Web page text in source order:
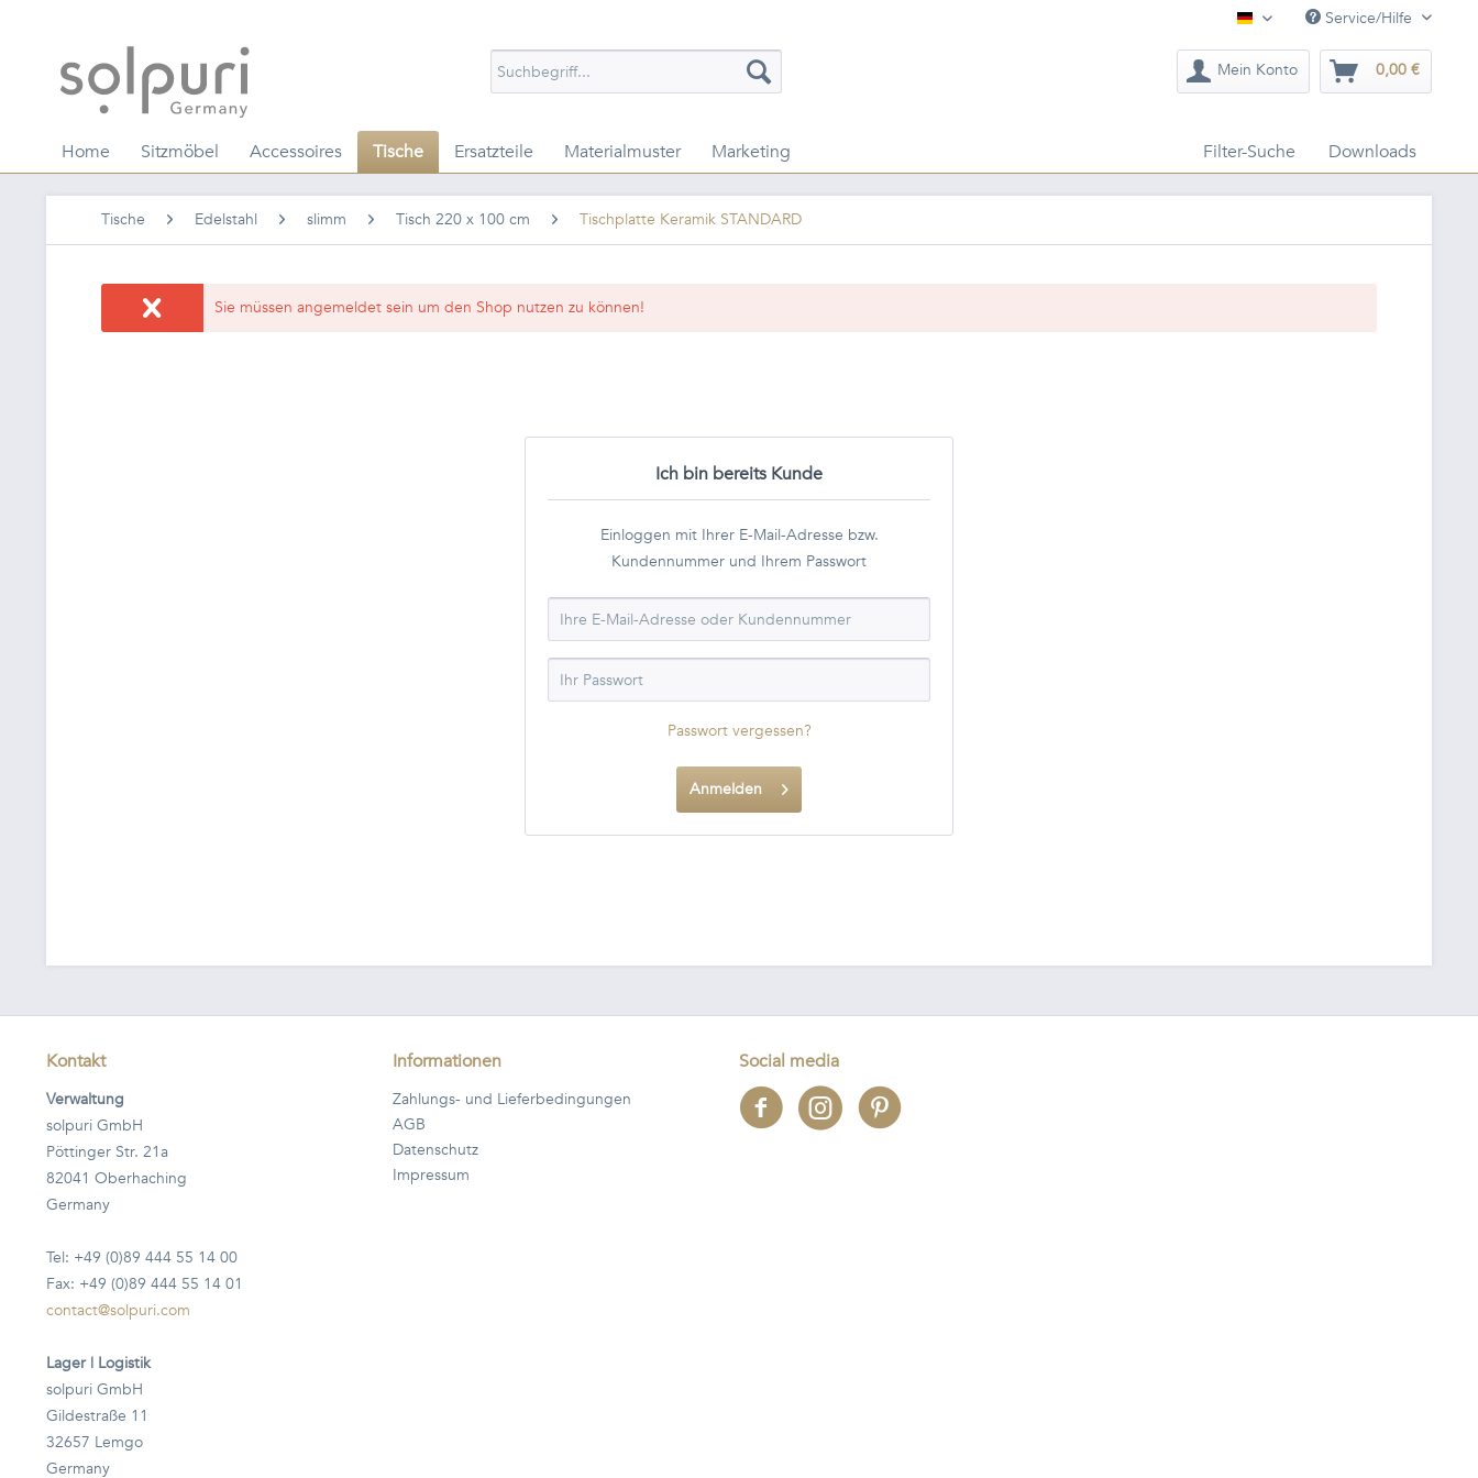
Deutsch Service/Hilfe
Mein Konto 0,00 €
Home Sitzmöbel Accessoires Tische Ersatzteile Materialmuster Marketing Filter-Suche Downloads
Tische Edelstahl slimm Tisch 220 x 100 cm Tischplatte Keramik STANDARD
Sie müssen angemeldet sein um den Shop nutzen zu können!
Ich bin bereits Kunde
Einloggen mit Ihrer E-Mail-Adresse bzw.
Kundennummer und Ihrem Passwort
Passwort vergessen?
Anmelden
Kontakt
Verwaltung
solpuri GmbH
Pöttinger Str. 21a
82041 Oberhaching
Germany
Tel: +49 (0)89 444 55 14 00
Fax: +49 (0)89 444 55 14 01
contact@solpuri.com
Lager | Logistik
solpuri GmbH
Gildestraße 11
32657 Lemgo
Germany
Informationen
Zahlungs- und Lieferbedingungen
AGB
Datenschutz
Impressum
Social media